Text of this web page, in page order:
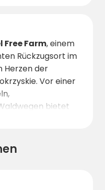
Free Farm, einem
Rückzugsort im
Herzen der
Vor einer
bietet
und
die wirklich
Bauernhofs,